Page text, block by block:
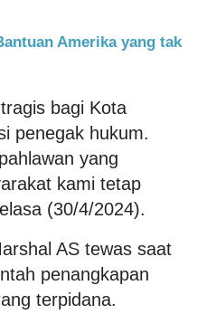
Amerika yang tak
bagi Kota
penegak hukum.
yang
kami tetap
(30/4/2024).
AS tewas saat
penangkapan
terpidana.